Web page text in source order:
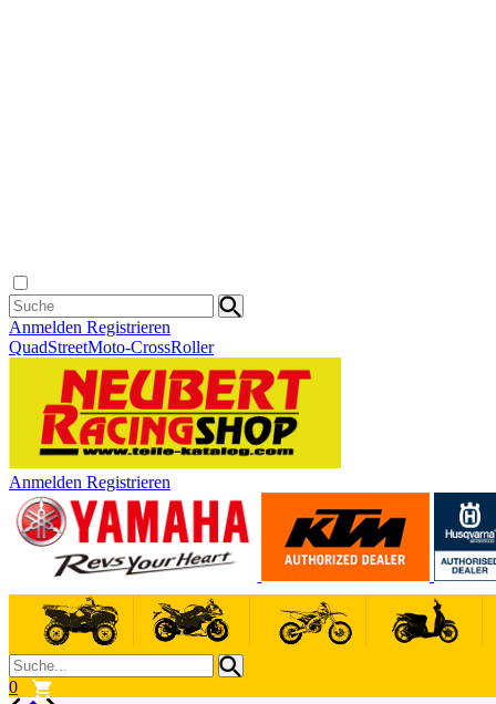
Anmelden Registrieren
QuadStreetMoto-CrossRoller
Anmelden Registrieren
0